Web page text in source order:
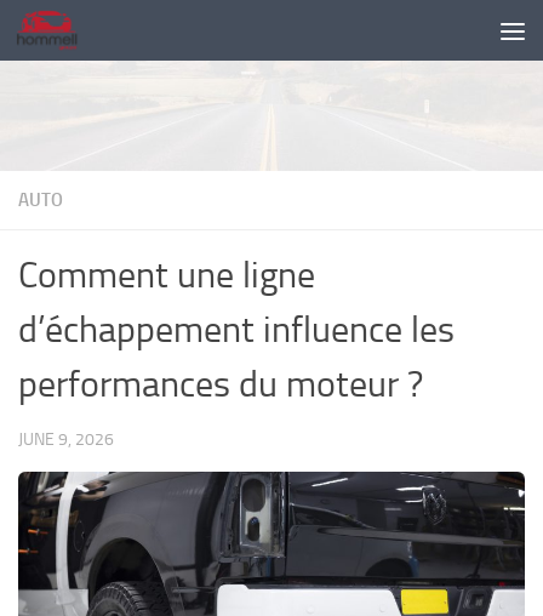
Skip to content
AUTO
Comment une ligne
d’échappement influence les
performances du moteur ?
JUNE 9, 2026